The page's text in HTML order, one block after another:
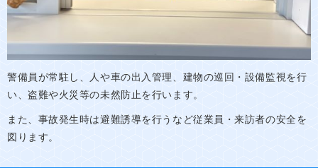
警備員が常駐し、人や車の出入管理、建物の巡回・設備監視を行
い、盗難や火災等の未然防止を行います。
また、事故発生時は避難誘導を行うなど従業員・来訪者の安全を
図ります。